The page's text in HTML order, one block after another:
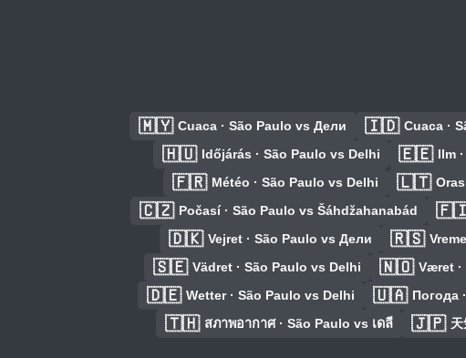
🇲🇾 Cuaca · São Paulo vs Дели 🇮🇩 Cuaca ·
🇭🇺 Időjárás · São Paulo vs Delhi 🇪🇪 Ilm
🇫🇷 Météo · São Paulo vs Delhi 🇱🇹
🇨🇿 Počasí · São Paulo vs Šáhdžahanabád
🇩🇰 Vejret · São Paulo vs Дели 🇷🇸
🇸🇪 Vädret · São Paulo vs Delhi 🇳🇴 Været
🇩🇪 Wetter · São Paulo vs Delhi 🇺🇦 Погода
🇹🇭 สภาพอากาศ · São Paulo vs เดลี 🇯🇵